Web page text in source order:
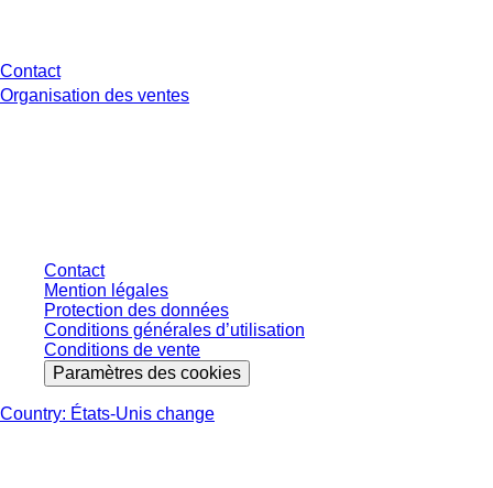
Contact
Organisation des ventes
Contact
Mention légales
Protection des données
Conditions générales d’utilisation
Conditions de vente
Paramètres des cookies
Country: États-Unis change